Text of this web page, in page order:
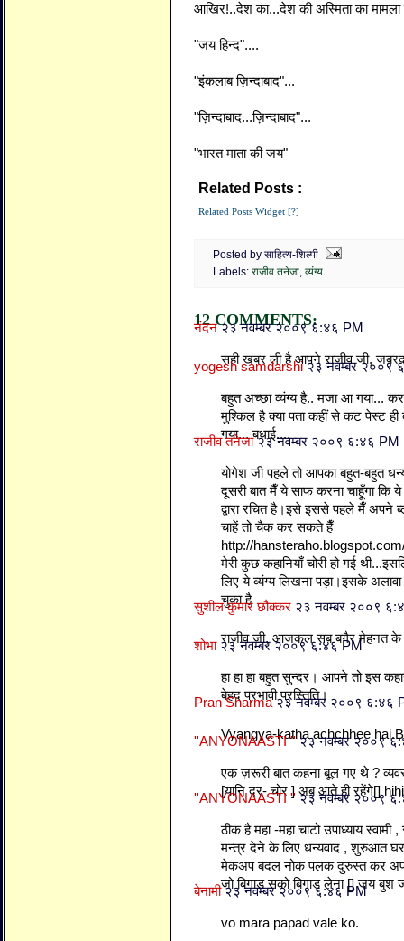
आखिर!..देश का...देश की अस्मिता का मामला
"जय हिन्द"....
"इंकलाब ज़िन्दाबाद"...
"ज़िन्दाबाद...ज़िन्दाबाद"...
"भारत माता की जय"
Related Posts :
Related Posts Widget [?]
Posted by साहित्य-शिल्पी
Labels: राजीव तनेजा, व्यंग्य
12 COMMENTS:
नंदन २३ नवम्बर २००९ ६:४६ PM
सही खबर ली है आपने राजीव जी,
yogesh samdarshi २३ नवम्बर २००९
बहुत अच्छा व्यंग्य है.. मजा आ गया...
मुश्किल है क्या पता कहीं से कट पेस्ट
गया... बधाई....
राजीव तनेजा २३ नवम्बर २००९ ६:४६ PM
योगेश जी पहले तो आपका बहुत-बहुत
दूसरी बात मैँ ये साफ करना चाहूँगा कि
द्वारा रचित है।इसे इससे पहले मैँ अपने
चाहें तो चैक कर सकते हैँ
http://
मेरी कुछ कहानियाँ चोरी हो गई
लिए ये व्यंग्य लिखना पड़ा।इसके अलावा
चुका है
सुशील कुमार छौक्कर २३ नवम्बर २००९
राजीव जी, आजकल सब बगैर मेहनत के
शोभा २३ नवम्बर २००९ ६:४६ PM
हा हा हा बहुत सुन्दर। आपने तो इस
बेहद प्रभावी प्रस्तिति।
Pran Sharma२३ नवम्बर २००९ ६:४६
Vyangya-katha achchhee
''ANYONAASTI '' २३ नवम्बर २००९
एक ज़रूरी बात कहना बूल गए थे ?
[यानि दर- चोर ] अब आते ही रहेंगे[]
''ANYONAASTI '' २३ नवम्बर २००९
ठीक है महा -महा चाटो उपाध्याय
मन्त्र देने के लिए धन्यवाद , शुरुआत
मेकअप बदल नोक पलक दुरुस्त कर अपने
जो बिगाड़ सको बिगाड़ लेना [] जय बुश
बेनामी२३ नवम्बर २००९ ६:४६ PM
vo mara papad vale ko.